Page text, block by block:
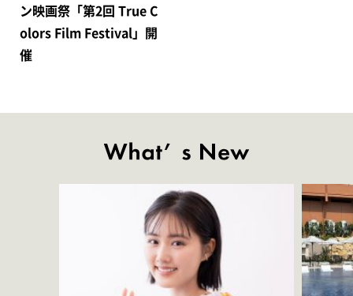
ン映画祭「第2回 True C
olors Film Festival」開
催